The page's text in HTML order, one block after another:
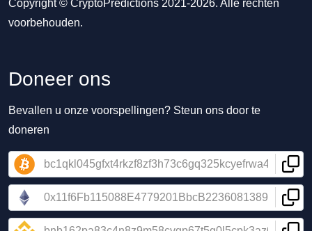
Copyright © CryptoPredictions 2021-2026. Alle rechten
voorbehouden.
Doneer ons
Bevallen u onze voorspellingen? Steun ons door te
doneren